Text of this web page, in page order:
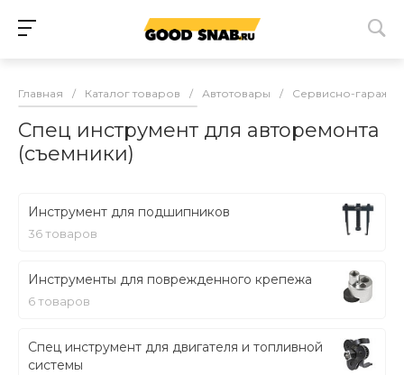
Главная / Каталог товаров / Автотовары / Сервисно-
Спец инструмент для авторемонта
(съемники)
Инструмент для подшипников
36 товаров
Инструменты для поврежденного крепежа
6 товаров
Спец инструмент для двигателя и топливной
системы